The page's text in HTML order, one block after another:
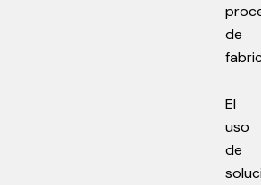
de
El
uso
de